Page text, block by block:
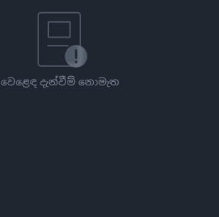
වෙළෙඳ දැන්වීම් නොමැත